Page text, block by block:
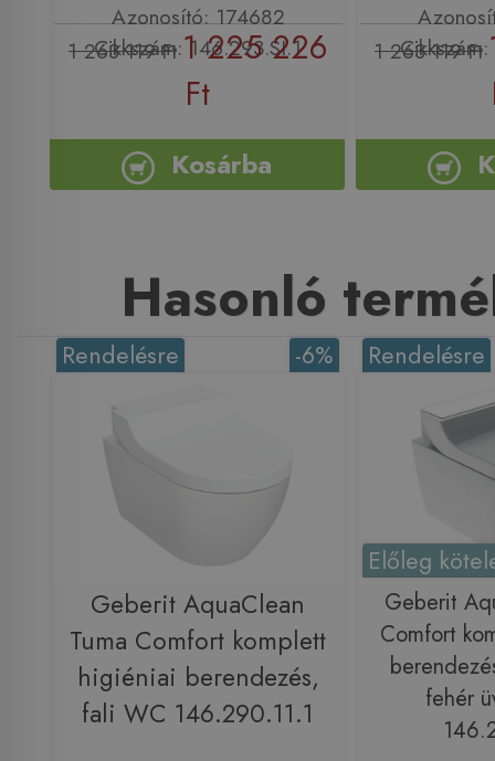
Azonosító: 174682
Cikkszám: 146.293.SI.1
1 263 119 Ft 1 225 226
Ft
Kosárba
1 263 119 Ft
Hasonló
-6%
Rendelésre
Geberit AquaClean
Tuma Comfort komplett
higiéniai berendezés,
fali WC 146.290.11.1
Rendelésre
Előleg
Geberit
Comfort
fehér